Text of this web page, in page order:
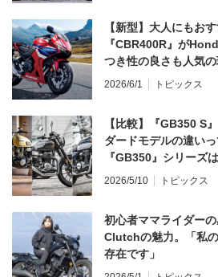
【新型】大人にもお
『CBR400R』が
つき性の良さも人気
2026/6/1 トピックス
【比較】『GB350 S
ダードモデルの違い
『GB350』シリーズ
2026/5/10 トピックス
初心者ママライダー
Clutchの魅力。「私
存在です」